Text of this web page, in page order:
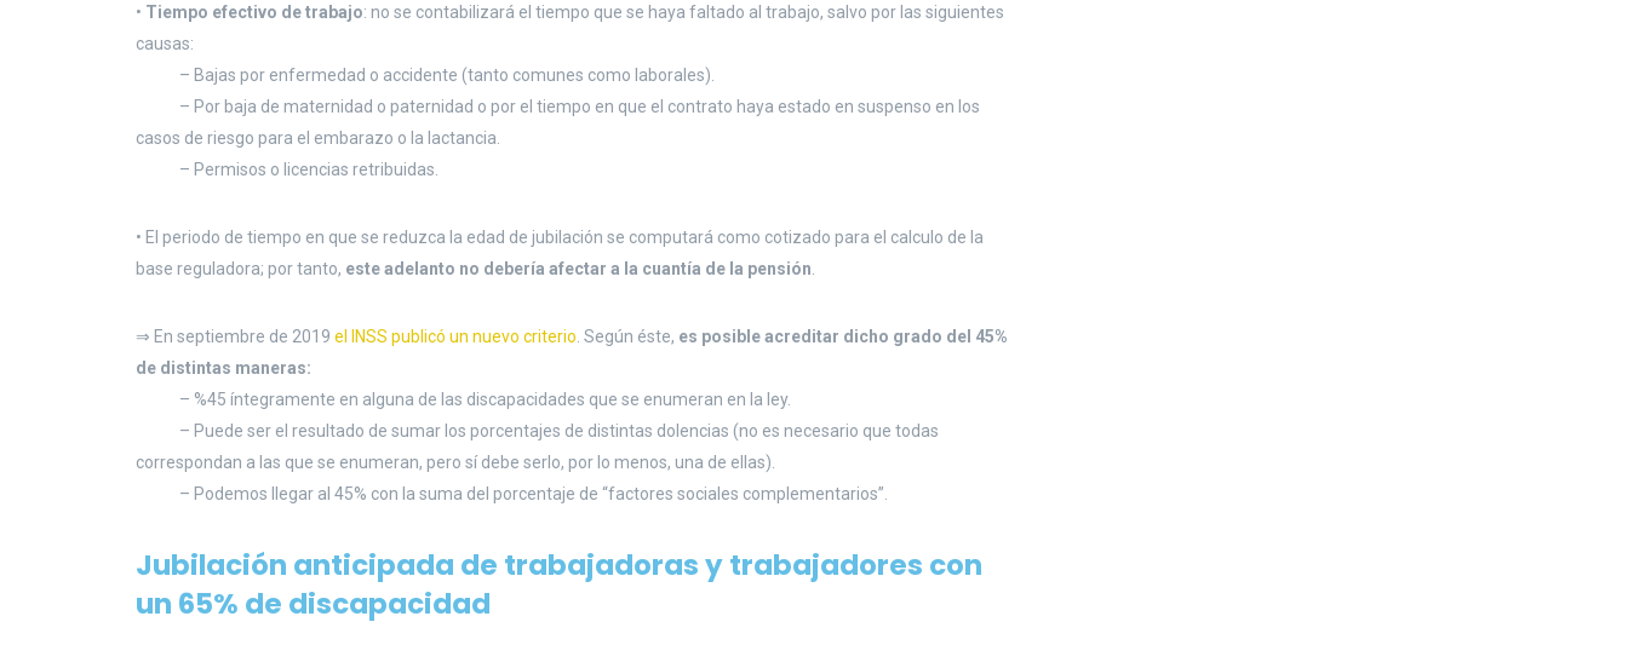
• Tiempo efectivo de trabajo: no se contabilizará el tiempo que se haya faltado al trabajo, salvo por las siguientes
causas:
– Bajas por enfermedad o accidente (tanto comunes como laborales).
– Por baja de maternidad o paternidad o por el tiempo en que el contrato haya estado en suspenso en los
casos de riesgo para el embarazo o la lactancia.
– Permisos o licencias retribuidas.
• El periodo de tiempo en que se reduzca la edad de jubilación se computará como cotizado para el calculo de la
base reguladora; por tanto, este adelanto no debería afectar a la cuantía de la pensión
⇒ En septiembre de 2019 el INSS publicó un nuevo criterio . Según éste, es posible acreditar dicho grado del 45%
de distintas maneras:
– %45 íntegramente en alguna de las discapacidades que se enumeran en la ley.
– Puede ser el resultado de sumar los porcentajes de distintas dolencias (no es necesario que todas
correspondan a las que se enumeran, pero sí debe serlo, por lo menos, una de ellas).
– Podemos llegar al 45% con la suma del porcentaje de “factores sociales complementarios”.
Jubilación anticipada de trabajadoras y trabajadores con
un 65% de discapacidad